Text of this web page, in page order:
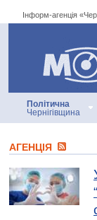
Інформ-агенція
Інформ-
Політична
Чернігівщина
АГЕНЦIЯ